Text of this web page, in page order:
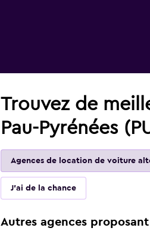
Trouvez de
Pau-Pyrénées
Agences de location de voiture
J'ai de la chance
Autres agences